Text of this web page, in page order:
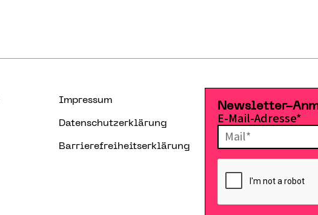
Impressum
Datenschutzerklärung
Barrierefreiheitserklärung
Newsletter-
E-Mail-Adresse*